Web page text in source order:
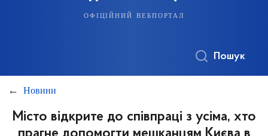
офіційний вебпортал
Пошук
Новини
Місто відкрите до співпраці з усіма, хто